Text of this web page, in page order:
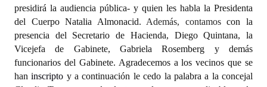
Periodistas Decanos - Registro
Ciudadano Ilustre - Registro
Banca del Vecino - Registro
Huéspedes de Honor - Registro
presidirá la audiencia pública- y quien les habla la Presidenta
del Cuerpo Natalia Almonacid. Además, contamoscon la
presencia del Secretario de Hacienda, Diego Quintana, la
Vicejefa de Gabinete, Gabriela Rosemberg y demás
funcionarios del Gabinete. Agradecemos a los vecinos que se
haninscripto y a continuación le cedo la palabra a la concejal